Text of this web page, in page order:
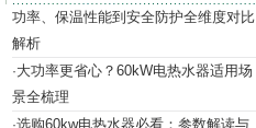
功率、保温性能到安全防护全维度对比
解析
·大功率更省心？60kW电热水器适用场
景全梳理
·选购60kw电热水器必看：参数解读与